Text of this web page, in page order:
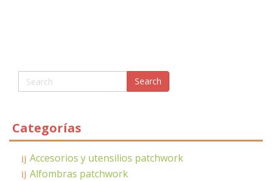
Categorías
Accesorios y utensilios patchwork
Alfombras patchwork